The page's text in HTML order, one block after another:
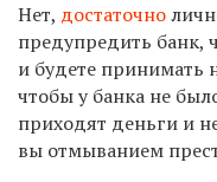
Нет, достаточно
предупредить банк,
и будете принимать
чтобы у банка не
приходят деньги и
вы отмыванием